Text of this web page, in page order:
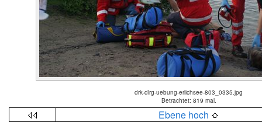
drk-dlrg-uebung-erlichsee-803_0335.jpg
Betrachtet: 819 mal.
Ebene hoch